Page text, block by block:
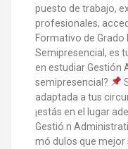
puesto de trabajo,
profesionales,
Formativo de
Semipresencial, es
en estudiar Gestión
semipresencial?
adaptada a tus
¡estás en el lugar
Gestió n
mó dulos que mejor